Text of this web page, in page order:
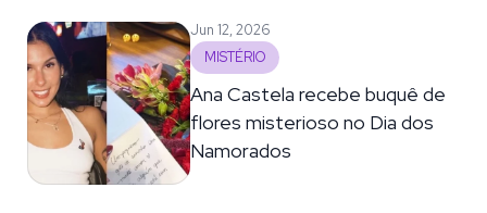
Jun 12, 2026
MISTÉRIO
Ana Castela recebe buquê de
flores misterioso no Dia dos
Namorados